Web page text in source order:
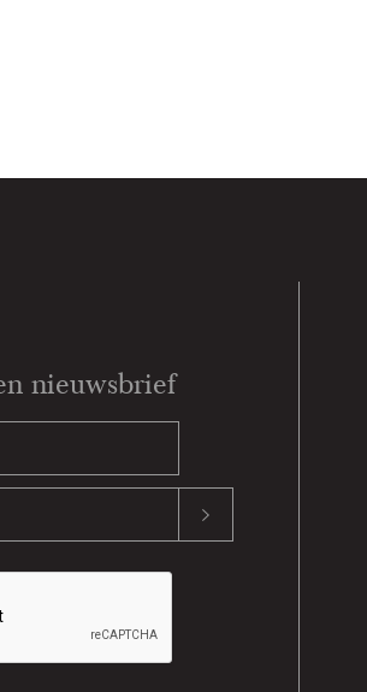
nieuwsbrief